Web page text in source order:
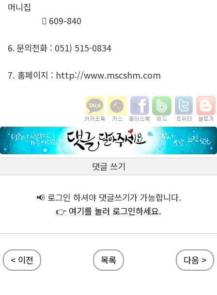
머니집
󰂕 609-840
6. 문의전화 : 051) 515-0834
7. 홈페이지 : http://www.mscshm.com
댓글 쓰기
📢 로그인 하셔야 댓글쓰기가 가능합니다.
👉 여기를 눌러 로그인하세요.
< 이전 목록 다음 >